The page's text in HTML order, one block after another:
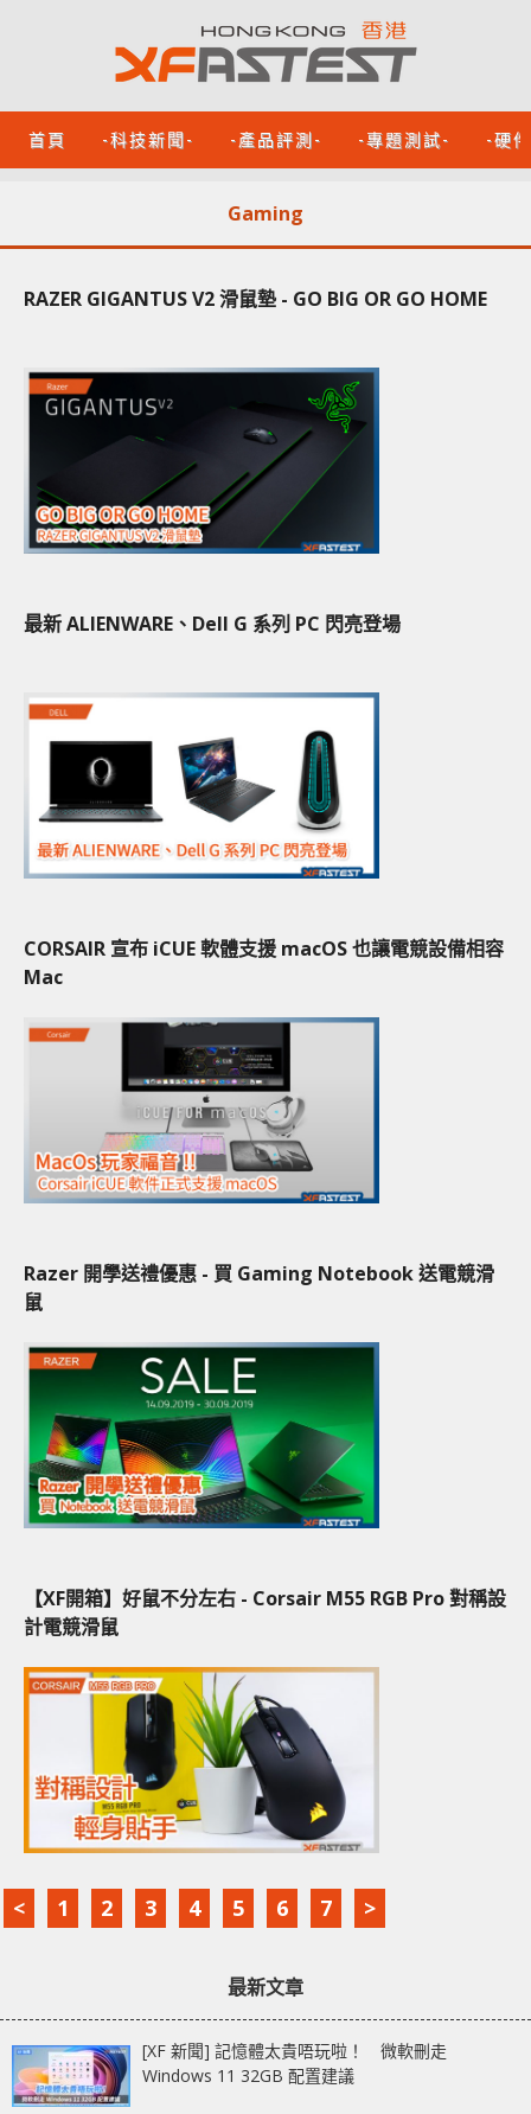
首頁 -科技新聞- -產品評測- -專題測試- -硬
Gaming
RAZER GIGANTUS V2 滑鼠墊 - GO BIG OR GO HOME
最新 ALIENWARE、Dell G 系列 PC 閃亮登場
CORSAIR 宣布 iCUE 軟體支援 macOS 也讓電競設備相容
Mac
Razer 開學送禮優惠 - 買 Gaming Notebook 送電競滑
鼠
【XF開箱】好鼠不分左右 - Corsair M55 RGB Pro 對稱設
計電競滑鼠
< 1 2 3 4 5 6 7 >
最新文章
[XF 新聞] 記憶體太貴唔玩啦！ 微軟刪走
Windows 11 32GB 配置建議